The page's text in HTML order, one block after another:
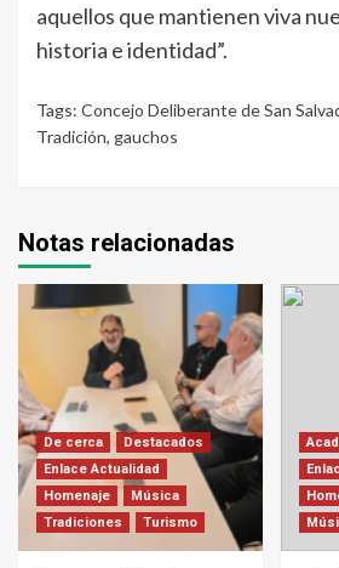
aquellos que mantienen viva
historia e identidad”.
Tags: Concejo Deliberante de San
Tradición, gauchos
Notas relacionadas
De cerca
Destacados
Enlace Actualidad
Homenaje
Música
Tradiciones
Turismo